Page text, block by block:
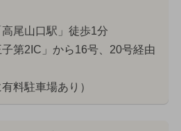
高尾山口駅」徒歩1分
子第2IC」から16号、20号経由
料駐車場あり）